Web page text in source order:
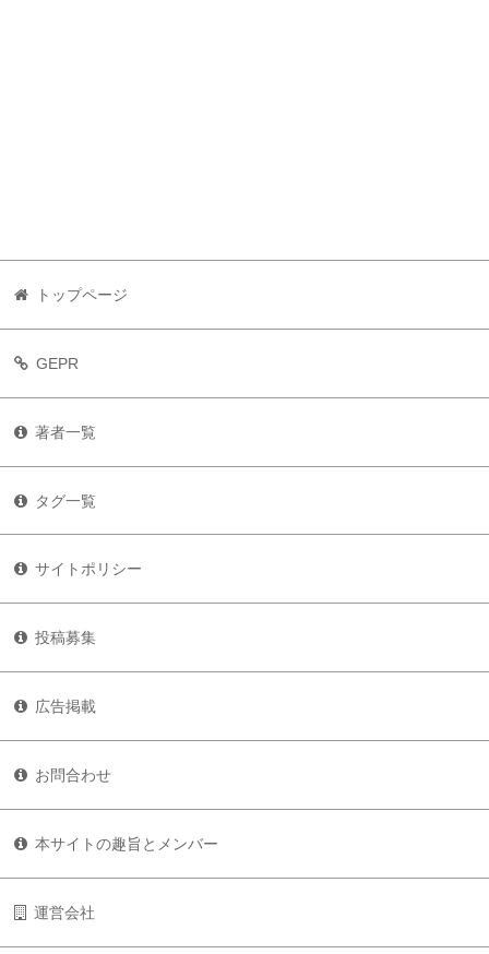
トップページ
GEPR
著者一覧
タグ一覧
サイトポリシー
投稿募集
広告掲載
お問合わせ
本サイトの趣旨とメンバー
運営会社